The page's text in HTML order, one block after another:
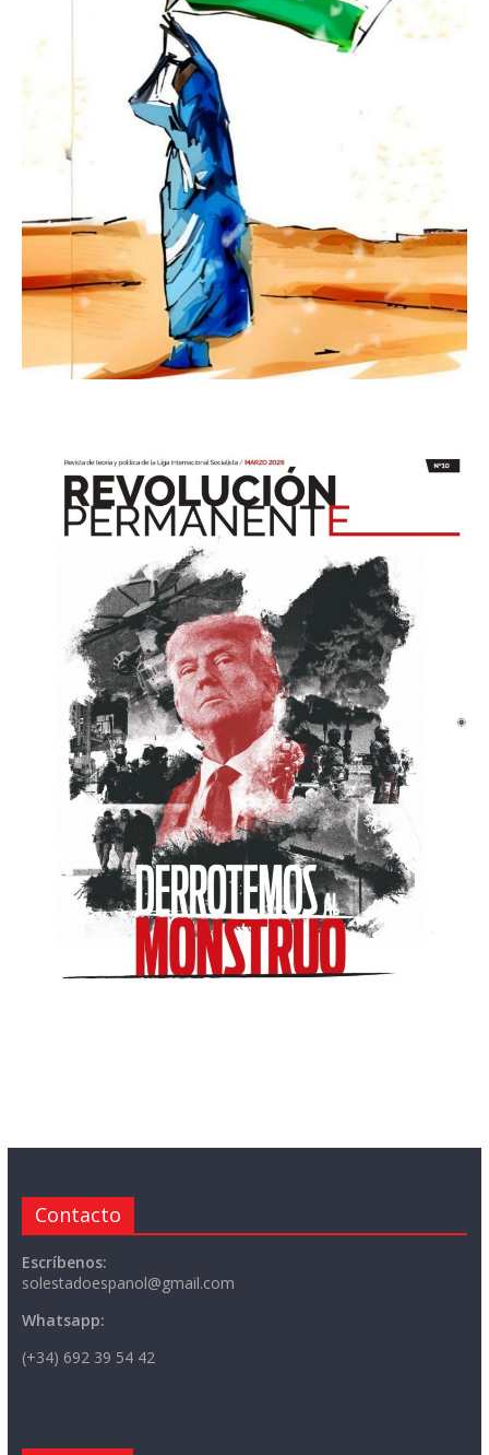
Contacto
Escríbenos:
solestadoespanol@gmail.com
Whatsapp:
(+34) 692 39 54 42